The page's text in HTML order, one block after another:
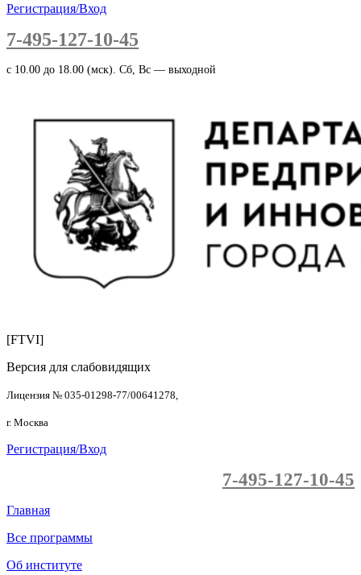
Регистрация/Вход
7-495-127-10-45
c 10.00 до 18.00 (мск). Сб, Вс — выходной
[FTVI]
Версия для слабовидящих
Лицензия № 035-01298-77/00641278,
г. Москва
Регистрация/Вход
7-495-127-10-45
Главная
Все программы
Об институте